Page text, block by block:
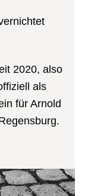
2020, also
als
für Arnold